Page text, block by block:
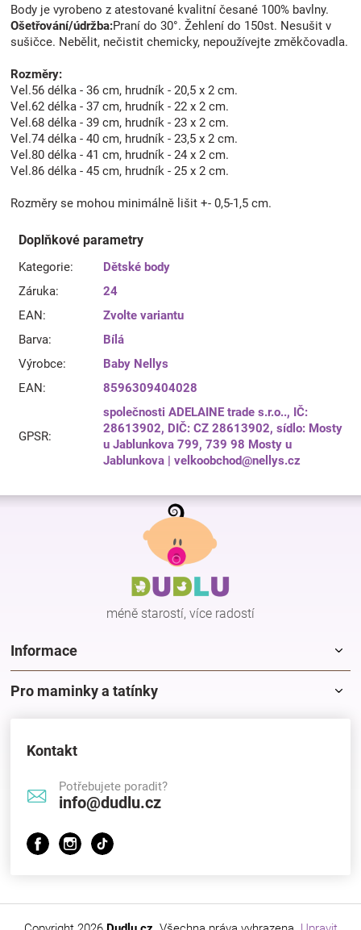
Body je vyrobeno z atestované kvalitní česané 100% bavlny.
Ošetřování/údržba:Praní do 30°. Žehlení do 150st. Nesušit v
sušičce. Nebělit, nečistit chemicky, nepoužívejte změkčovadla.
Rozměry:
Vel.56 délka - 36 cm, hrudník - 20,5 x 2 cm.
Vel.62 délka - 37 cm, hrudník - 22 x 2 cm.
Vel.68 délka - 39 cm, hrudník - 23 x 2 cm.
Vel.74 délka - 40 cm, hrudník - 23,5 x 2 cm.
Vel.80 délka - 41 cm, hrudník - 24 x 2 cm.
Vel.86 délka - 45 cm, hrudník - 25 x 2 cm.
Rozměry se mohou minimálně lišit +- 0,5-1,5 cm.
Doplňkové parametry
Kategorie:
Dětské body
Záruka:
24
EAN:
Zvolte variantu
Barva:
Bílá
Výrobce:
Baby Nellys
EAN: 8596309404028
GPSR:
společnosti ADELAINE trade s.r.o.., IČ:
28613902, DIČ: CZ 28613902, sídlo: Mosty
u Jablunkova 799, 739 98 Mosty u
Jablunkova | velkoobchod@nellys.cz
Z
méně starostí, více radostí
Informace
Pro maminky a tatínky
Kontakt
Potřebujete poradit?
info@dudlu.cz